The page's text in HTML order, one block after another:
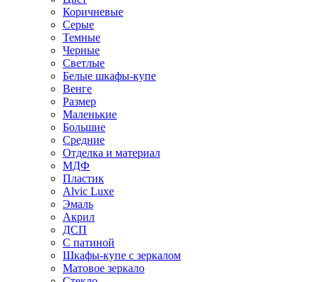
Коричневые
Серые
Темные
Черные
Светлые
Белые шкафы-купе
Венге
Размер
Маленькие
Большие
Средние
Отделка и материал
МДФ
Пластик
Alvic Luxe
Эмаль
Акрил
ДСП
С патиной
Шкафы-купе с зеркалом
Матовое зеркало